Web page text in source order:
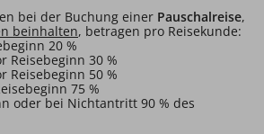
bei der Buchung einer Pauschalreise,
beinhalten, betragen pro Reisekunde:
20 %
Reisebeginn 30 %
Reisebeginn 50 %
75 %
oder bei Nichtantritt 90 % des